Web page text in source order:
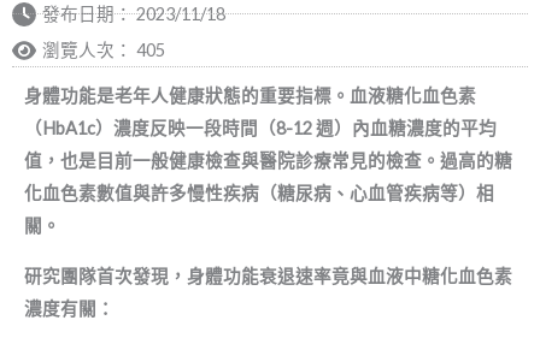
發布日期：2023/11/18
瀏覽人次： 405
身體功能是老年人健康狀態的重要指標。血液糖化血色素
（HbA1c）濃度反映一段時間（8-12週）內血糖濃度的平均
值，也是目前一般健康檢查與醫院診療常見的檢查。過高的糖
化血色素數值與許多慢性疾病（糖尿病、心血管疾病等）相
關。
研究團隊首次發現，身體功能衰退速率竟與血液中糖化血色素
濃度有關：